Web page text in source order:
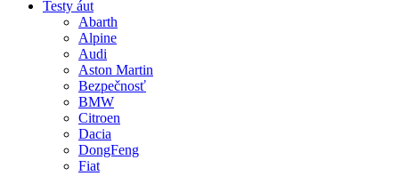
Testy áut
Abarth
Alpine
Audi
Aston Martin
Bezpečnosť
BMW
Citroen
Dacia
DongFeng
Fiat